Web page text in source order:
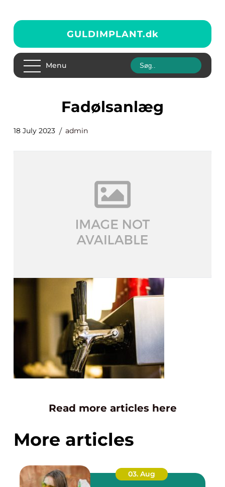
GULDIMPLANT.dk
Menu
fadølsanlæg
18 July 2023 admin
Read more articles here
More articles
03. Aug